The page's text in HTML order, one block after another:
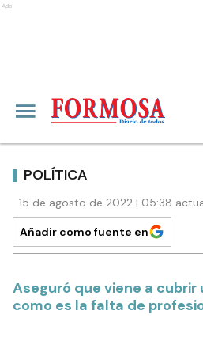
Ads
POLÍTICA
15 de agosto de 2022 | 05:38
Añadir como fuente en
Aseguró que viene a cubrir
como es la falta de